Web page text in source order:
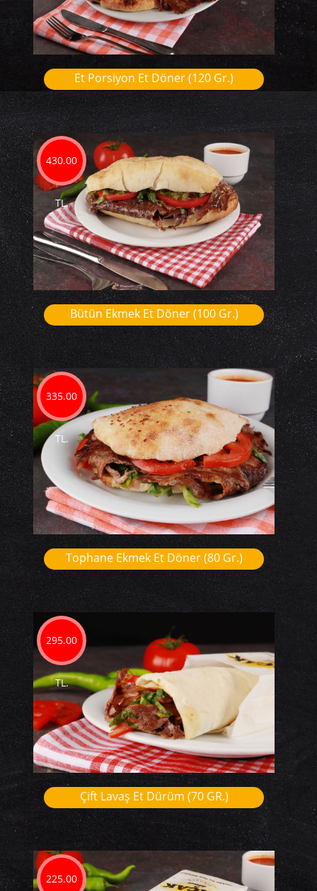
Et Porsiyon Et Döner (120 Gr.)
430.00
TL.
Bütün Ekmek Et Döner (100 Gr.)
335.00
TL.
Tophane Ekmek Et Döner (80 Gr.)
295.00
TL.
Çift Lavaş Et Dürüm (70 GR.)
225.00